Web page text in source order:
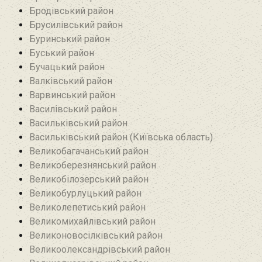
Бродівський район‎
Брусилівський район‎
Буринський район
Буський район‎
Бучацький район
Валківський район
Варвинський район
Василівський район
Васильківський район
Васильківський район (Київська область)
Великобагачанський район
Великоберезнянський район
Великобілозерський район‎
Великобурлуцький район
Великолепетиський район
Великомихайлівський район‎
Великоновосілківський район‎
Великоолександрівський район